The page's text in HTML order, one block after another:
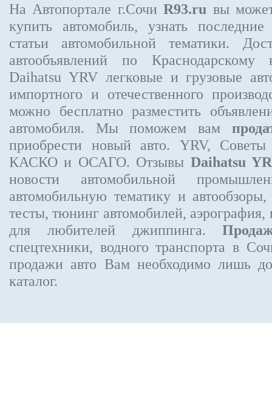
На Автопортале г.СочиR93.ru вы
купить автомобиль, узнать
статьи автомобильной тематики.
автообъявлений по
Daihatsu YRVлегковые и грузовые
импортного и отечественного
можно бесплатно разместить
автомобиля. Мы поможем вам
приобрести новый авто. YRV, Советы
КАСКО и ОСАГО. Отзывы Daihatsu
новости автомобильной
автомобильную тематику и
тесты, тюнинг автомобилей,
для любителей джиппинга.
спецтехники, водного транспорта в
продажи авто Вам необходимо лишь
каталог.